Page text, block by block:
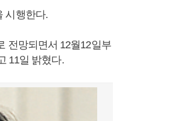
시행한다.
전망되면서 12월12일부
11일 밝혔다.